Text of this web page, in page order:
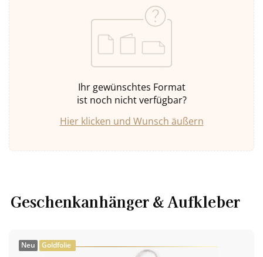
Ihr gewünschtes Format
ist noch nicht verfügbar?
Hier klicken und Wunsch äußern
Geschenkanhänger & Aufkleber
Neu Goldfolie